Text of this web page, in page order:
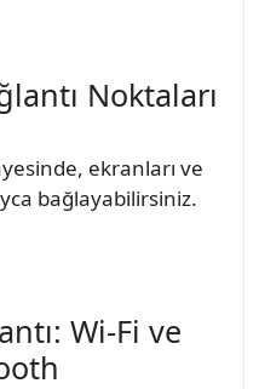
Noktaları
ekranları ve
bağlayabilirsiniz.
Wi-Fi ve